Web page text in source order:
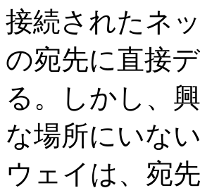
接続されたネ
の宛先に直接
る。しかし、
な場所にいな
ウェイは、宛